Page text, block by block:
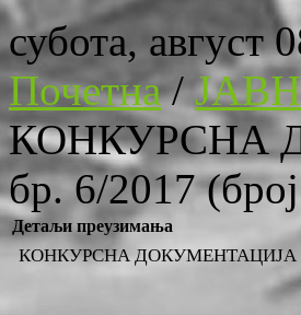
субота, август
Почетна/
КОНКУРСНА
бр. 6/2017
Детаљи преузимања
КОНКУРСНА ДОКУМЕНТАЦИЈА